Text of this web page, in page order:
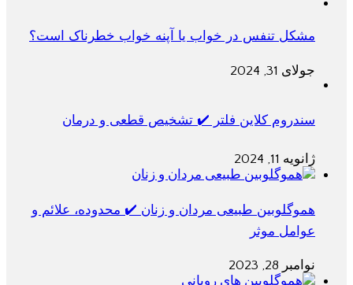
مشکل تنفس در خواب یا آپنه خواب خطرناک است؟
جولای 31, 2024
سندروم کلاین فلتر ✔️ تشخیص قطعی و درمان
ژانویه 11, 2024
هموگلوبین طبیعی مردان و زنان ✔️ محدوده، علائم و
عوامل موثر
نوامبر 28, 2023